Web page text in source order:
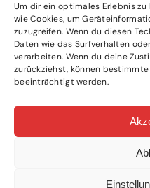
Um dir ein optimales Erlebnis
wie Cookies, um
zuzugreifen. Wenn du diesen
Daten wie das Surfverhalten
verarbeiten. Wenn du deine
zurückziehst, können
beeinträchtigt werden.